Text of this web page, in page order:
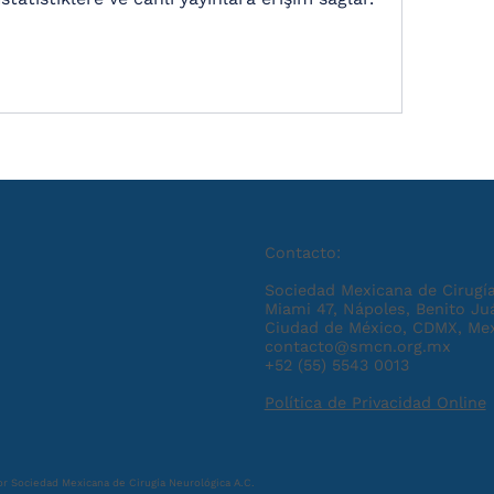
Sociedad Mexicana de Cirugía Neurológica A.C.
Contacto:
Sociedad Mexicana de
Miami 47, Nápoles, Benito
Ciudad de México, CDMX,
contacto@smcn.org.mx
+52 (55) 5543 0013
Política de Privacidad Online